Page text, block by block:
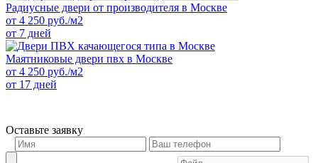
Радиусные двери от производителя в Москве
от 4 250 руб./м2
от 7 дней
Маятниковые двери пвх в Москве
от 4 250 руб./м2
от 17 дней
Оставьте заявку